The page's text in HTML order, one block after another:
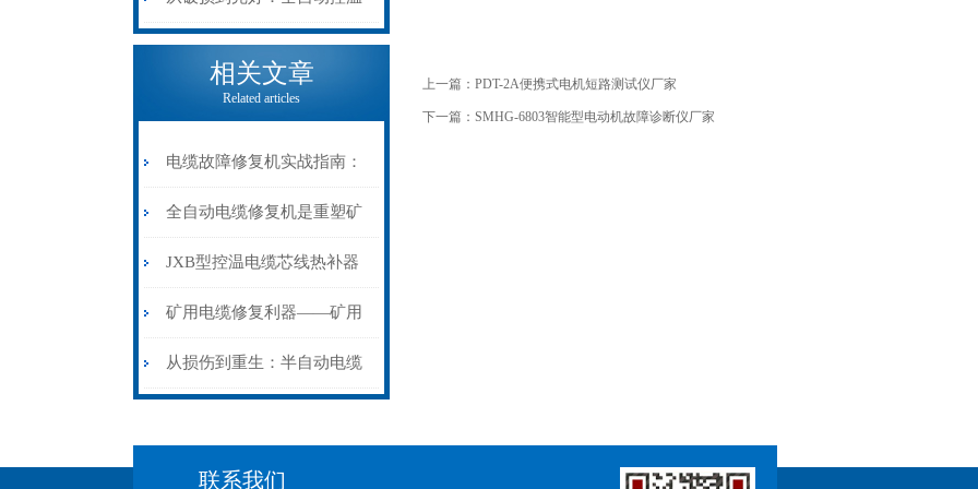
电缆热补机的核心价值
相关文章
Related articles
电缆故障修复机实战指南：
从“盲测”到“精确定点”的三
步作业法
全自动电缆修复机是重塑矿
山电力动脉的“智能外科医
生”
JXB型控温电缆芯线热补器
安装与接线：精准修复的工
艺基石
矿用电缆修复利器——矿用
电缆热补机智能控温，安全
从损伤到重生：半自动电缆
上一篇： PDT-2A便携式电机短路测试仪厂家
下一篇： SMHG-6803智能型电动机故障诊断仪厂家
联系我们